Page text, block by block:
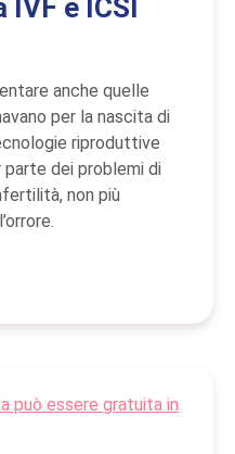
e ICSI
anche quelle
per la nascita di
riproduttive
parte dei problemi di
non più